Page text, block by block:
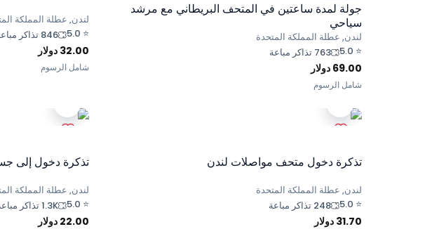
جولة لمدة ساعتين في المتحف البريطاني مع مرشد
سياحي
لندن, عطلة المملكة المتحدة
⭐
5.0 763 تذاكر مباعة
69.00 دولار
شامل الرسوم
لندن, عطلة المملكة
⭐
5.0 846 تذاكر مباعة
32.00 دولار
شامل الرسوم
تذكرة دخول متحف مواصلات لندن
لندن, عطلة المملكة المتحدة
⭐
5.0 248 تذاكر مباعة
31.70 دولار
تذكرة دخول إلى
لندن, عطلة المملكة
⭐
5.0 1.3K تذاكر مباعة
22.00 دولار